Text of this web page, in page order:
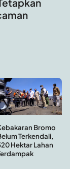
Bromo
Terkendali,
Hektar Lahan